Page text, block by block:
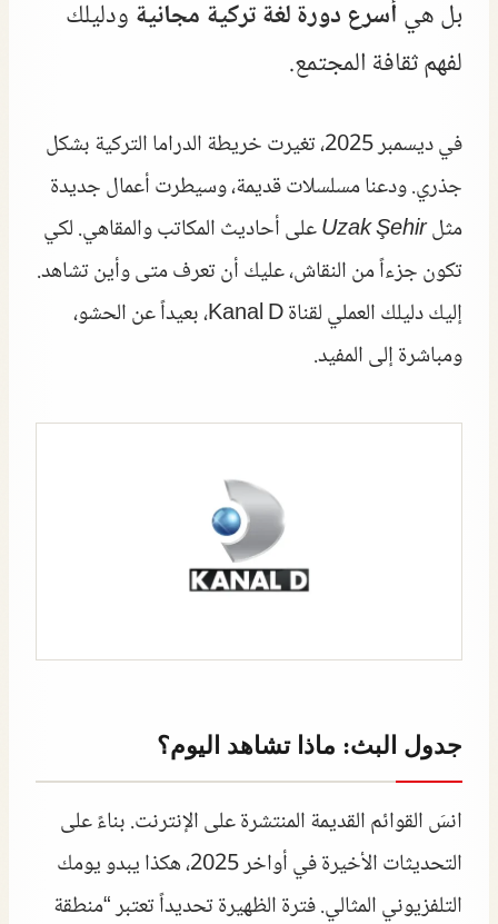
بل هي أسرع دورة لغة تركية مجانية ودليلك
لفهم ثقافة المجتمع.
في ديسمبر 2025، تغيرت خريطة الدراما التركية بشكل
جذري. ودعنا مسلسلات قديمة، وسيطرت أعمال جديدة
مثلUzak Şehirعلى أحاديث المكاتب والمقاهي. لكي
تكون جزءاً من النقاش، عليك أن تعرف متى وأين تشاهد.
إليك دليلك العملي لقناة Kanal D، بعيداً عن الحشو،
ومباشرة إلى المفيد.
جدول البث: ماذا تشاهد اليوم؟
انسَ القوائم القديمة المنتشرة على الإنترنت. بناءً على
التحديثات الأخيرة في أواخر 2025، هكذا يبدو يومك
التلفزيوني المثالي. فترة الظهيرة تحديداً تعتبر “منطقة